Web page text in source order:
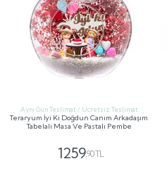
Aynı Gün Teslimat / Ücretsiz Teslimat
Teraryum İyi Ki Doğdun Canım Arkadaşım
Tabelalı Masa Ve Pastalı Pembe
1259,90 TL